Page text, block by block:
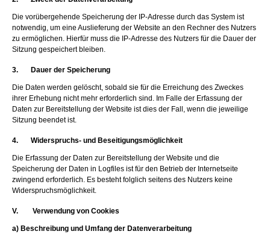
Die vorübergehende Speicherung der IP-Adresse durch das System ist
notwendig, um eine Auslieferung der Website an den Rechner des Nutzers
zu ermöglichen. Hierfür muss die IP-Adresse des Nutzers für die Dauer der
Sitzung gespeichert bleiben.
3. Dauer der Speicherung
Die Daten werden gelöscht, sobald sie für die Erreichung des Zweckes
ihrer Erhebung nicht mehr erforderlich sind. Im Falle der Erfassung der
Daten zur Bereitstellung der Website ist dies der Fall, wenn die jeweilige
Sitzung beendet ist.
4. Widerspruchs- und Beseitigungsmöglichkeit
Die Erfassung der Daten zur Bereitstellung der Website und die
Speicherung der Daten in Logfiles ist für den Betrieb der Internetseite
zwingend erforderlich. Es besteht folglich seitens des Nutzers keine
Widerspruchsmöglichkeit.
V. Verwendung von Cookies
a) Beschreibung und Umfang der Datenverarbeitung